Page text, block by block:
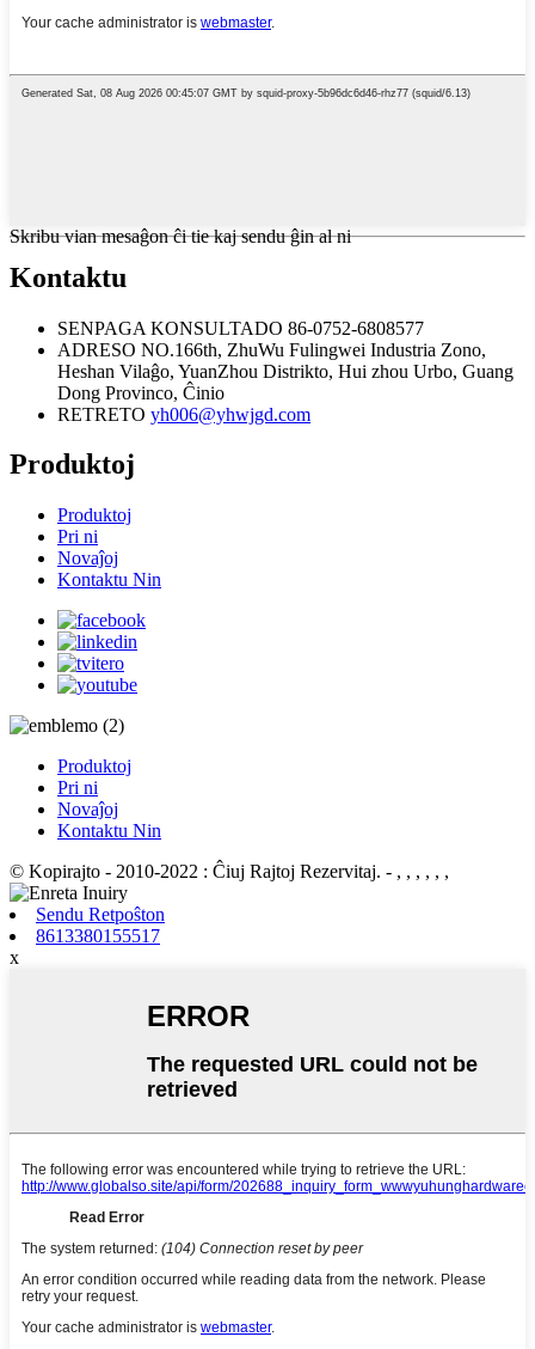
Skribu vian mesaĝon ĉi tie kaj sendu ĝin al ni
Kontaktu
SENPAGA KONSULTADO 86-0752-6808577
ADRESO NO.166th, ZhuWu Fulingwei Industria Zono,
Heshan Vilaĝo, YuanZhou Distrikto, Hui zhou Urbo, Guang
Dong Provinco, Ĉinio
RETRETO yh006@yhwjgd.com
Produktoj
Produktoj
Pri ni
Novaĵoj
Kontaktu Nin
Produktoj
Pri ni
Novaĵoj
Kontaktu Nin
© Kopirajto - 2010-2022 : Ĉiuj Rajtoj Rezervitaj. - , , , , , ,
Sendu Retpoŝton
8613380155517
x